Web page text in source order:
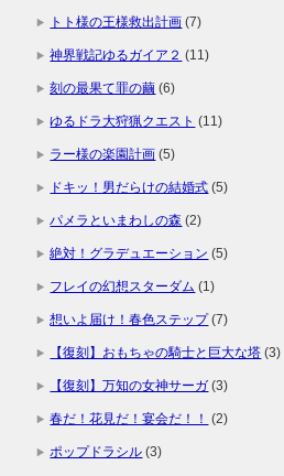
トト様の王様救出計画 (7)
神界戦記ゆるガイア２ (11)
刻の最果て罪の繭 (6)
ゆるドラ大狩猟クエスト (11)
ラー様の楽園計画 (5)
ドキッ！男だらけの結婚式 (5)
パメラといまわしの森 (2)
絶対！グラデュエーション (5)
フレイの幻想スターダム (1)
想いよ届け！春色ステップ(7)
【復刻】おもちゃの騎士と巨大な塔 (3)
【復刻】万知の女神サーガ (3)
春だ！花見だ！宴会だ！！ (2)
ポップドラシル (3)